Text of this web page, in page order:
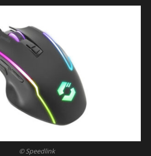
© Speedlink